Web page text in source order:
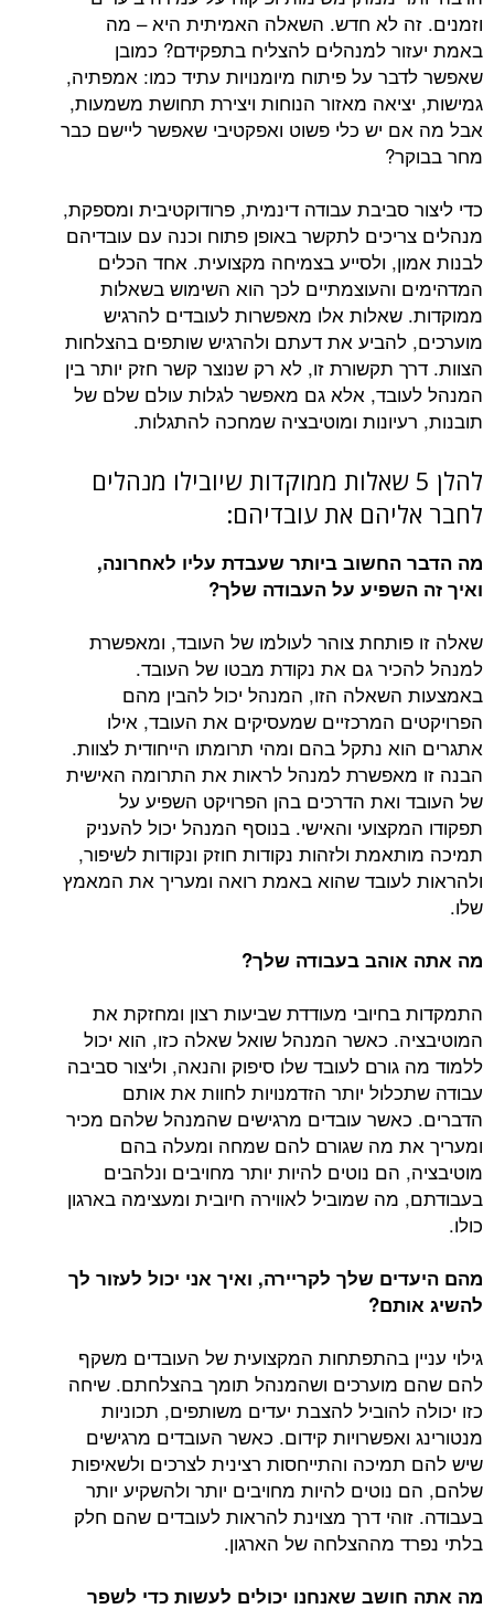
וזמנים. זה לא חדש. השאלה האמיתית היא – מה
באמת יעזור למנהלים להצליח בתפקידם? כמובן
שאפשר לדבר על פיתוח מיומנויות עתיד כמו: אמפתיה,
גמישות, יציאה מאזור הנוחות ויצירת תחושת משמעות,
אבל מה אם יש כלי פשוט ואפקטיבי שאפשר ליישם כבר
מחר בבוקר?
כדי ליצור סביבת עבודה דינמית, פרודוקטיבית ומספקת,
מנהלים צריכים לתקשר באופן פתוח וכנה עם עובדיהם
לבנות אמון, ולסייע בצמיחה מקצועית. אחד הכלים
המדהימים והעוצמתיים לכך הוא השימוש בשאלות
ממוקדות. שאלות אלו מאפשרות לעובדים להרגיש
מוערכים, להביע את דעתם ולהרגיש שותפים בהצלחות
הצוות. דרך תקשורת זו, לא רק שנוצר קשר חזק יותר בין
המנהל לעובד, אלא גם מאפשר לגלות עולם שלם של
תובנות, רעיונות ומוטיבציה שמחכה להתגלות.
להלן 5 שאלות ממוקדות שיובילו מנהלים
לחבר אליהם את עובדיהם:
מה הדבר החשוב ביותר שעבדת עליו לאחרונה,
ואיך זה השפיע על העבודה שלך?
שאלה זו פותחת צוהר לעולמו של העובד, ומאפשרת
למנהל להכיר גם את נקודת מבטו של העובד.
באמצעות השאלה הזו, המנהל יכול להבין מהם
הפרויקטים המרכזיים שמעסיקים את העובד, אילו
אתגרים הוא נתקל בהם ומהי תרומתו הייחודית לצוות.
הבנה זו מאפשרת למנהל לראות את התרומה האישית
של העובד ואת הדרכים בהן הפרויקט השפיע על
תפקודו המקצועי והאישי. בנוסף המנהל יכול להעניק
תמיכה מותאמת ולזהות נקודות חוזק ונקודות לשיפור,
ולהראות לעובד שהוא באמת רואה ומעריך את המאמץ
שלו.
מה אתה אוהב בעבודה שלך?
התמקדות בחיובי מעודדת שביעות רצון ומחזקת את
המוטיבציה. כאשר המנהל שואל שאלה כזו, הוא יכול
ללמוד מה גורם לעובד שלו סיפוק והנאה, וליצור סביבה
עבודה שתכלול יותר הזדמנויות לחוות את אותם
הדברים. כאשר עובדים מרגישים שהמנהל שלהם מכיר
ומעריך את מה שגורם להם שמחה ומעלה בהם
מוטיבציה, הם נוטים להיות יותר מחויבים ונלהבים
בעבודתם, מה שמוביל לאווירה חיובית ומעצימה בארגון
כולו.
מהם היעדים שלך לקריירה, ואיך אני יכול לעזור לך
להשיג אותם?
גילוי עניין בהתפתחות המקצועית של העובדים משקף
להם שהם מוערכים ושהמנהל תומך בהצלחתם. שיחה
כזו יכולה להוביל להצבת יעדים משותפים, תכוניות
מנטורינג ואפשרויות קידום. כאשר העובדים מרגישים
שיש להם תמיכה והתייחסות רצינית לצרכים ולשאיפות
שלהם, הם נוטים להיות מחויבים יותר ולהשקיע יותר
בעבודה. זוהי דרך מצוינת להראות לעובדים שהם חלק
בלתי נפרד מההצלחה של הארגון.
מה אתה חושב שאנחנו יכולים לעשות כדי לשפר